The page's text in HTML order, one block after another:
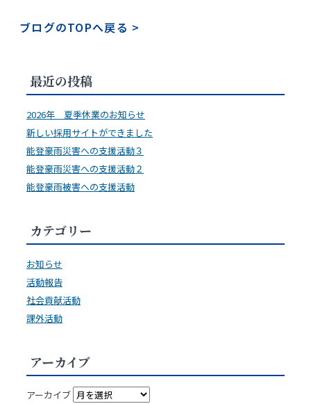
ブログのTOPへ戻る >
最近の投稿
2026年 夏季休業のお知らせ
新しい採用サイトができました
能登豪雨災害への支援活動３
能登豪雨災害への支援活動２
能登豪雨被害への支援活動
カテゴリー
お知らせ
活動報告
社会貢献活動
課外活動
アーカイブ
アーカイブ